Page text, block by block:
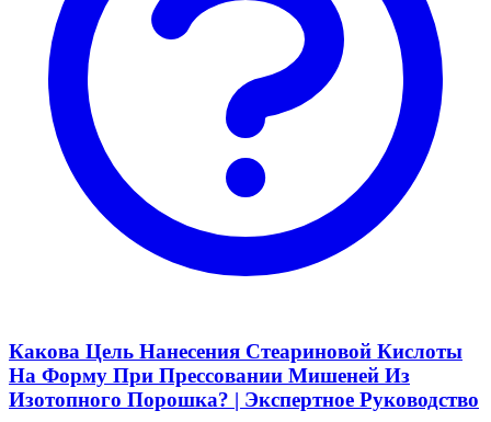
Какова Цель Нанесения Стеариновой Кислоты
На Форму При Прессовании Мишеней Из
Изотопного Порошка? | Экспертное Руководство